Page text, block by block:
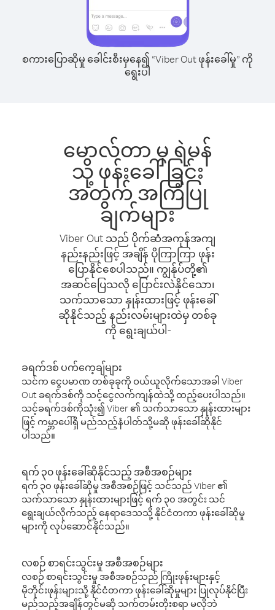
စကားပြောဆိုမှု ခေါင်းစီးမှနေ၍ “Viber Out ဖုန်းခေါ်မှု” ကို
ရွေးပါ
မောလ်တာ မှ ရဲမန်
သို့ ဖုန်းခေါ်ခြင်း
အတွက် အကြံပြု
ချက်များ
Viber Out သည် ပိုက်ဆံအကုန်အကျ
နည်းနည်းဖြင့် အချိန် ပိုကြာကြာ ဖုန်း
ပြောနိုင်စေပါသည်။ ကျွန်ုပ်တို့၏
အဆင်ပြေသလို ပြောင်းလဲနိုင်သော၊
သက်သာသော နှုန်းထားဖြင့် ဖုန်းခေါ်
ဆိုနိုင်သည့် နည်းလမ်းများထဲမှ တစ်ခု
ကို ရွေးချယ်ပါ-
ခရက်ဒစ် ပက်ကေ့ချ်များ
သင်က ငွေပမာဏ တစ်ခုခုကို ဝယ်ယူလိုက်သောအခါ Viber
Out ခရက်ဒစ်ကို သင့်ငွေလက်ကျန်ထဲသို့ ထည့်ပေးပါသည်။
သင့်ခရက်ဒစ်ကိုသုံး၍ Viber ၏ သက်သာသော နှုန်းထားများ
ဖြင့် ကမ္ဘာပေါ်ရှိ မည်သည့်နံပါတ်သို့မဆို ဖုန်းခေါ်ဆိုနိုင်
ပါသည်။
ရက် ၃၀ ဖုန်းခေါ်ဆိုနိုင်သည့် အစီအစဉ်များ
ရက် ၃၀ ဖုန်းခေါ်ဆိုမှု အစီအစဉ်ဖြင့် သင်သည် Viber ၏
သက်သာသော နှုန်းထားများဖြင့် ရက် ၃၀ အတွင်း သင်
ရွေးချယ်လိုက်သည့် နေရာဒေသသို့ နိုင်ငံတကာ ဖုန်းခေါ်ဆိုမှု
များကို လုပ်ဆောင်နိုင်သည်။
လစဉ် စာရင်းသွင်းမှု အစီအစဉ်များ
လစဉ် စာရင်းသွင်းမှု အစီအစဉ်သည် ကြိုးဖုန်းများနှင့်
မိုဘိုင်းဖုန်းများသို့ နိုင်ငံတကာ ဖုန်းခေါ်ဆိုမှုများ ပြုလုပ်နိုင်ပြီး
မည်သည့်အချိန်တွင်မဆို သက်တမ်းတိုးစရာ မလိုဘဲ